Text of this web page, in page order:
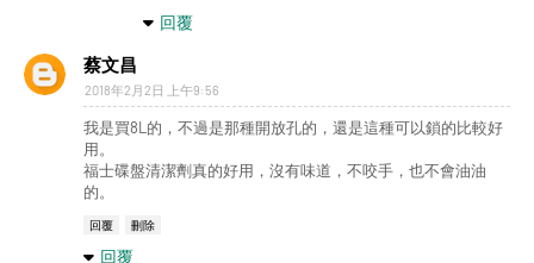
回覆
蔡文昌
2018年2月2日 上午9:56
我是買8L的，不過是那種開放孔的，還是這種可以鎖的比較好
用。
福士碟盤清潔劑真的好用，沒有味道，不咬手，也不會油油
的。
回覆 刪除
回覆